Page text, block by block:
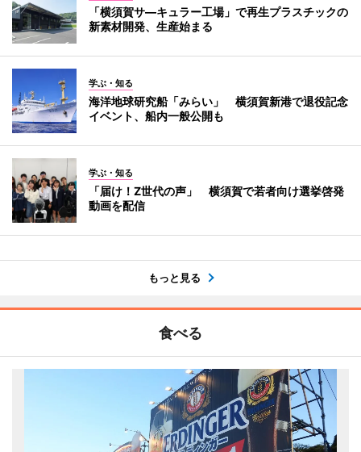
「横須賀サ―キュラー工場」で再生プラスチックの
新素材開発、生産始まる
学ぶ・知る
海洋地球研究船「みらい」 横須賀新港で退役記念
イベント、船内一般公開も
学ぶ・知る
「届け！Z世代の声」 横須賀で若者向け選挙啓発
動画を配信
もっと見る
食べる